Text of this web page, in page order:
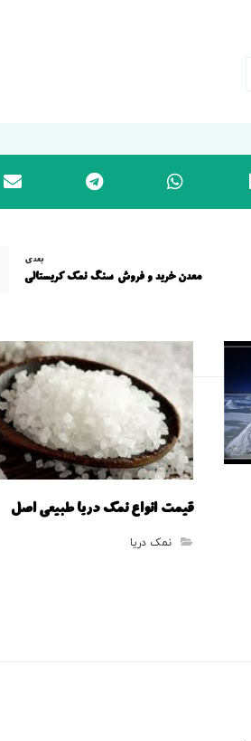
بعدی
معدن خرید و فروش سنگ نمک کریستالی
قیمت انواع نمک دریا طبیعی اصل
نمک دریا